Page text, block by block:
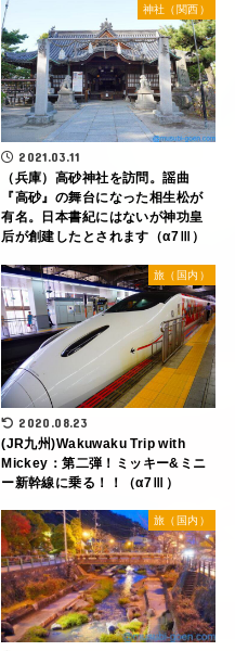
神社（関西）
2021.03.11
（兵庫）高砂神社を訪問。謡曲
『高砂』の舞台になった相生松が
有名。日本書紀にはないが神功皇
后が創建したとされます（α7Ⅲ）
旅（国内）
2020.08.23
(JR九州)Wakuwaku Trip with
Mickey：第二弾！ミッキー&ミニ
ー新幹線に乗る！！（α7Ⅲ）
旅（国内）